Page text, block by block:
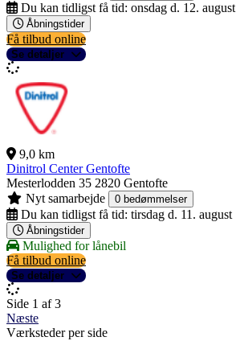
Du kan tidligst få tid: onsdag d. 12. august
Åbningstider
Få tilbud online
Se detaljer
9,0 km
Dinitrol Center Gentofte
Mesterlodden 35 2820 Gentofte
Nyt samarbejde
0 bedømmelser
Du kan tidligst få tid: tirsdag d. 11. august
Åbningstider
Mulighed for lånebil
Få tilbud online
Se detaljer
Side 1 af 3
Næste
Værksteder per side